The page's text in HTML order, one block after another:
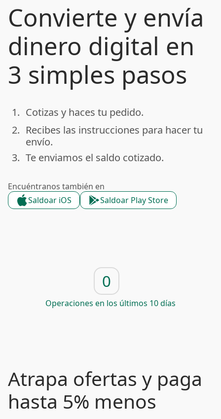
Convierte y envía
dinero digital en
3 simples pasos
done
1. Cotizas y haces tu pedido.
done
2. Recibes las instrucciones para hacer tu
envío.
done
3. Te enviamos el saldo cotizado.
Encuéntranos también en
Saldoar iOS
Saldoar Play Store
0
Operaciones en los últimos 10 días
Atrapa ofertas y paga
hasta 5% menos